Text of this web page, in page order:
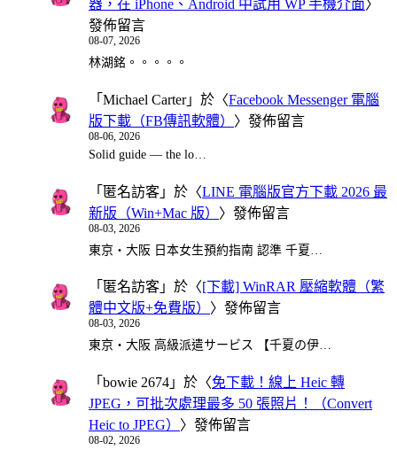
器，在 iPhone、Android 中試用 WP 手機介面〉
發佈留言
08-07, 2026
林湖銘。。。。。
「 Michael Carter」於〈Facebook Messenger 電腦
版下載（FB傳訊軟體） 〉發佈留言
08-06, 2026
Solid guide — the lo…
「 匿名訪客 」於〈LINE 電腦版官方下載 2026 最
新版（Win+Mac 版） 〉發佈留言
08-03, 2026
東京・大阪 日本女生預約指南 認準 千夏…
「 匿名訪客 」於〈[下載] WinRAR 壓縮軟體（繁
體中文版+免費版） 〉發佈留言
08-03, 2026
東京・大阪 高級派遣サービス 【千夏の伊…
「 bowie 2674 」於〈免下載！線上 Heic 轉
JPEG，可批次處理最多 50 張照片！（Convert
Heic to JPEG） 〉發佈留言
08-02, 2026